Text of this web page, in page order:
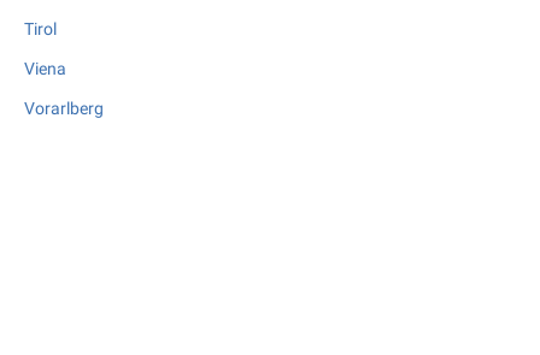
Tirol
Viena
Vorarlberg